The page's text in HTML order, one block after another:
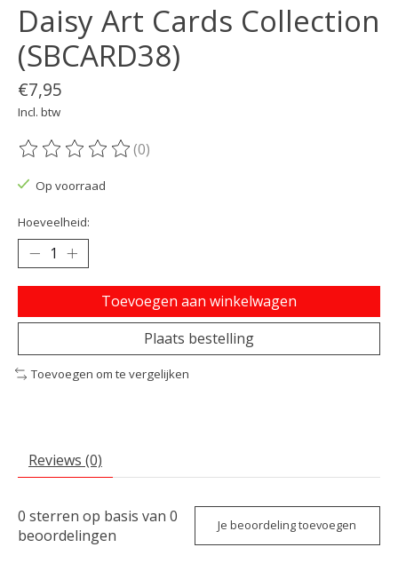
Daisy Art Cards Collection
(SBCARD38)
€7,95
Incl. btw
De beoordeling van dit product is
(0)
Op voorraad
Hoeveelheid:
Toevoegen aan winkelwagen
Plaats bestelling
Toevoegen om te vergelijken
Reviews (0)
0 sterren op basis van 0
beoordelingen
Je beoordeling toevoegen